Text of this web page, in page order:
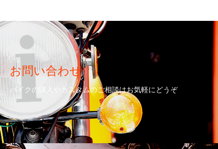
お問い合わせ
バイクの購入やカスタムのご相談はお気軽にどうぞ